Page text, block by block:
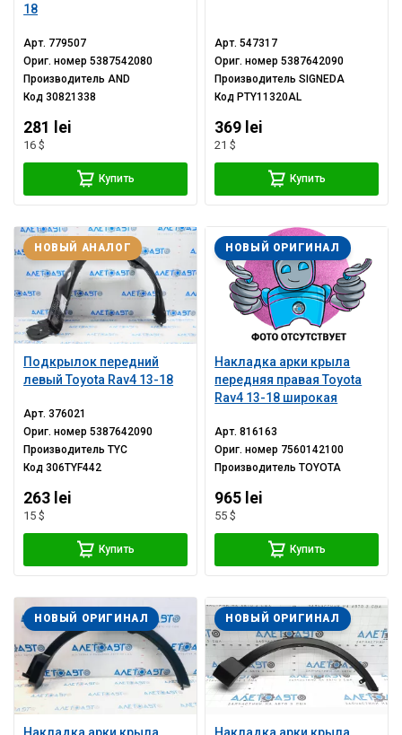
18
Арт. 779507
Ориг. номер5387542080
ПроизводительAND
Код30821338
281 lei
16 $
Купить
Арт.547317
Ориг. номер5387642090
ПроизводительSIGNEDA
Код PTY11320AL
369 lei
21 $
Купить
Подкрылок передний
левый Toyota Rav4 13-18
НОВЫЙ АНАЛОГ
Арт.376021
Ориг. номер5387642090
ПроизводительTYC
Код306TYF442
263 lei
15 $
Купить
Накладка арки крыла
передняя правая Toyota
Rav4 13-18 широкая
НОВЫЙ ОРИГИНАЛ
Арт.816163
Ориг. номер 7560142100
ПроизводительTOYOTA
965 lei
55 $
Купить
НОВЫЙ ОРИГИНАЛ НОВЫЙ ОРИГИНАЛ